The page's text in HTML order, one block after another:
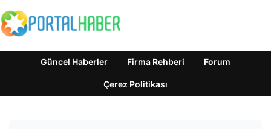
Güncel Haberler Firma Rehberi Forum
Çerez Politikası